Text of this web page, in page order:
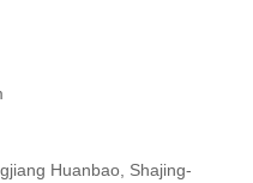
Huanbao, Shajing-